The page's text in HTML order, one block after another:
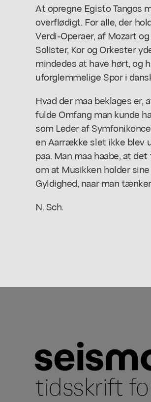
At opregne Egisto Tangos
overflødigt. For alle, der
Verdi-Operaer, af Mozart
Solister, Kor og Orkester
mindedes at have hørt, og
uforglemmelige Spor i
Hvad der maa beklages er,
fulde Omfang man kunde
som Leder af
en Aarrække slet ikke blev
paa. Man maa haabe, at
om at Musikken holder
Gyldighed, naar man
N. Sch.
tidsskrift